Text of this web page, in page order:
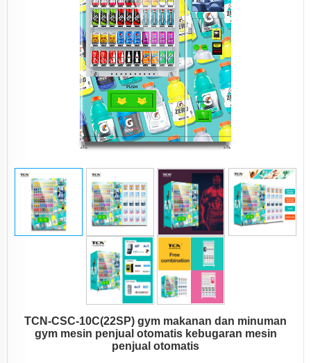
TCN-CSC-10C(22SP) gym makanan dan minuman
gym mesin penjual otomatis kebugaran mesin
penjual otomatis